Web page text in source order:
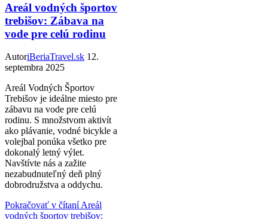
Areál vodných športov
trebišov: Zábava na
vode pre celú rodinu
AutoriBeriaTravel.sk 12.
septembra 2025
Areál Vodných Športov
Trebišov je ideálne miesto pre
zábavu na vode pre celú
rodinu. S množstvom aktivít
ako plávanie, vodné bicykle a
volejbal ponúka všetko pre
dokonalý letný výlet.
Navštívte nás a zažite
nezabudnuteľný deň plný
dobrodružstva a oddychu.
Pokračovať v čítaníAreál
vodných športov trebišov: